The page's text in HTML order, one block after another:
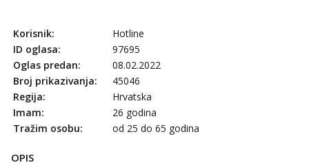
Korisnik:
Hotline
ID oglasa:
97695
Oglas predan:
08.02.2022
Broj prikazivanja:
45046
Regija:
Hrvatska
Imam:
26 godina
Tražim osobu:
od 25 do 65 godina
OPIS